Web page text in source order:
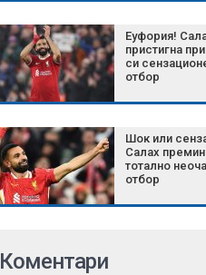
Еуфория!
пристигна
си
отбор
Шок или
Салах
тотално
отбор
Коментари